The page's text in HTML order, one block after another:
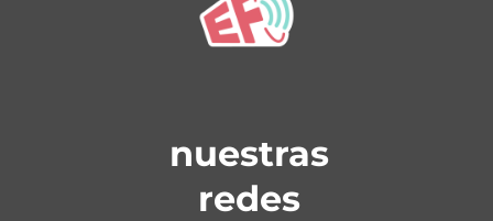
nuestras
redes